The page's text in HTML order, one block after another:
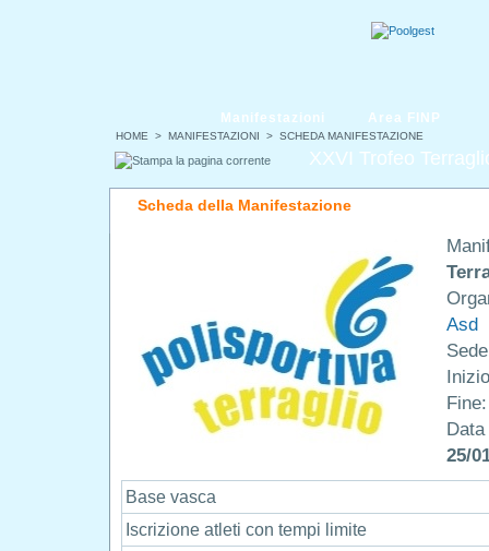
HOME > MANIFESTAZIONI > SCHEDA MANIFESTAZIONE
Manifestazioni Area FINP
XXVI Trofeo
Scheda della Manifestazione
Asd
25/
Base vasca
Iscrizione atleti con tempi limite